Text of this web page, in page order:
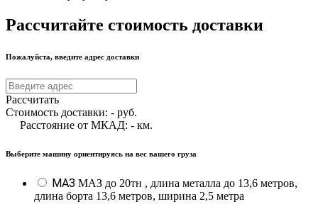
Рассчитайте стоимость доставки
Пожалуйста, введите адрес доставки
Рассчитать
Стоимость доставки: - руб.
Расстояние от МКАД: - км.
Выберите машину ориентируясь на вес вашего груза
МАЗ МАЗ до 20тн , длина металла до 13,6 метров,
длина борта 13,6 метров, ширина 2,5 метра